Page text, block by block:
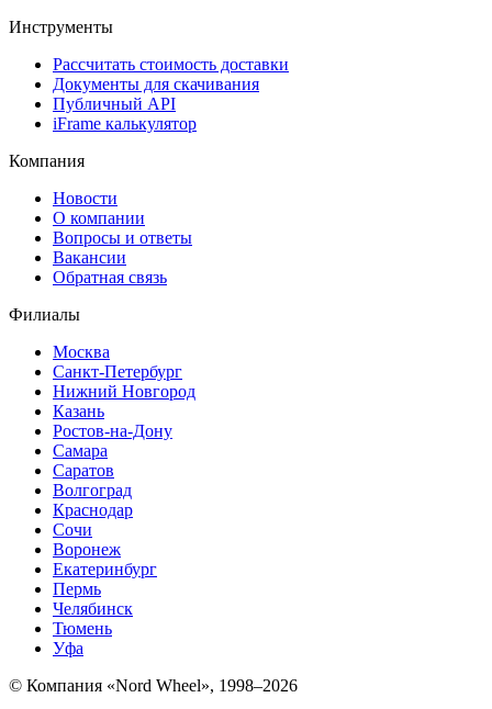
Инструменты
Рассчитать стоимость доставки
Документы для скачивания
Публичный API
iFrame калькулятор
Компания
Новости
О компании
Вопросы и ответы
Вакансии
Обратная связь
Филиалы
Москва
Санкт-Петербург
Нижний Новгород
Казань
Ростов-на-Дону
Самара
Саратов
Волгоград
Краснодар
Сочи
Воронеж
Екатеринбург
Пермь
Челябинск
Тюмень
Уфа
© Компания «Nord Wheel», 1998–2026